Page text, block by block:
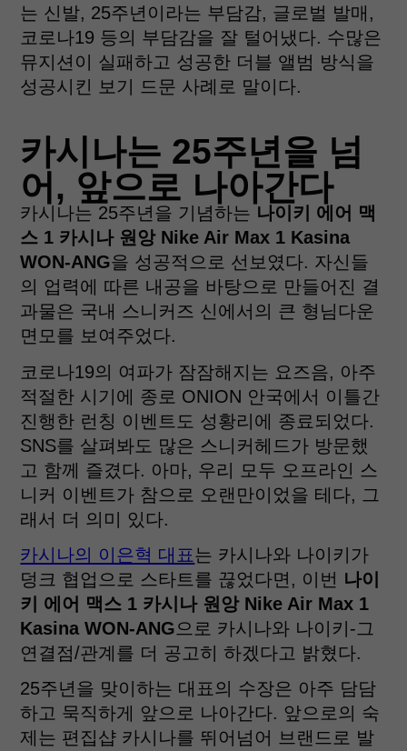
는 신발, 25주년이라는 부담감, 글로벌 발매,
코로나19 등의 부담감을 잘 털어냈다. 수많은
뮤지션이 실패하고 성공한 더블 앨범 방식을
성공시킨 보기 드문 사례로 말이다.
카시나는 25주년을 넘
어, 앞으로 나아간다
카시나는 25주년을 기념하는 나이키 에어 맥
스 1 카시나 원앙 Nike Air Max 1 Kasina
WON-ANG을 성공적으로 선보였다. 자신들
의 업력에 따른 내공을 바탕으로 만들어진 결
과물은 국내 스니커즈 신에서의 큰 형님다운
면모를 보여주었다.
코로나19의 여파가 잠잠해지는 요즈음, 아주
적절한 시기에 종로 ONION 안국에서 이틀간
진행한 런칭 이벤트도 성황리에 종료되었다.
SNS를 살펴봐도 많은 스니커헤드가 방문했
고 함께 즐겼다. 아마, 우리 모두 오프라인 스
니커 이벤트가 참으로 오랜만이었을 테다, 그
래서 더 의미 있다.
카시나의 이은혁 대표는 카시나와 나이키가
덩크 협업으로 스타트를 끊었다면, 이번 나이
키 에어 맥스 1 카시나 원앙 Nike Air Max 1
Kasina WON-ANG으로 카시나와 나이키-그
연결점/관계를 더 공고히 하겠다고 밝혔다.
25주년을 맞이하는 대표의 수장은 아주 담담
하고 묵직하게 앞으로 나아간다. 앞으로의 숙
제는 편집샵 카시나를 뛰어넘어 브랜드로 발